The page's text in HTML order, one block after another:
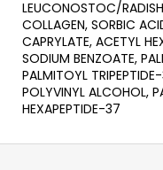
LEUCONOSTOC/
COLLAGEN, SORBIC
CAPRYLATE, ACETYL
SODIUM BENZOATE,
PALMITOYL
POLYVINYL ALCOHOL,
HEXAPEPTIDE-37
Z